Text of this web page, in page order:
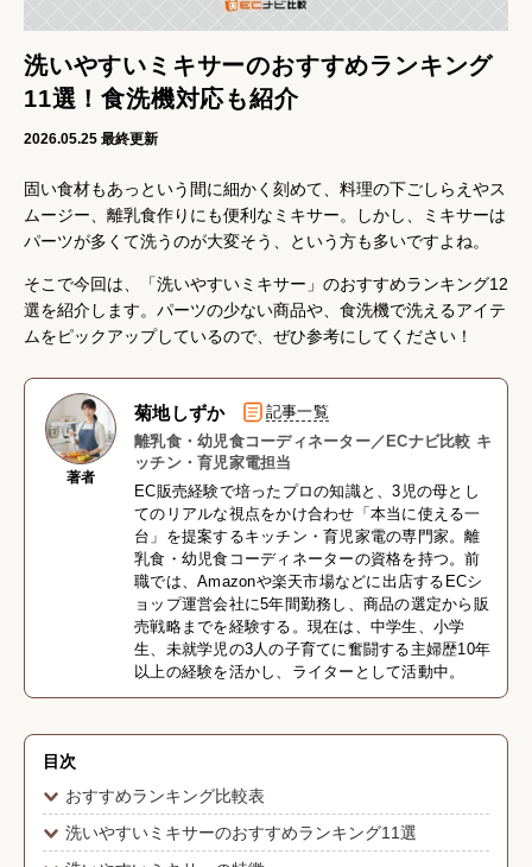
洗いやすいミキサーのおすすめランキング
11選！食洗機対応も紹介
2026.05.25 最終更新
固い食材もあっという間に細かく刻めて、料理の下ごしらえやス
ムージー、離乳食作りにも便利なミキサー。しかし、ミキサーは
パーツが多くて洗うのが大変そう、という方も多いですよね。
そこで今回は、「洗いやすいミキサー」のおすすめランキング12
選を紹介します。パーツの少ない商品や、食洗機で洗えるアイテ
ムをピックアップしているので、ぜひ参考にしてください！
著者
菊地しずか
記事一覧
離乳食・幼児食コーディネーター／ECナビ比較 キ
ッチン・育児家電担当
EC販売経験で培ったプロの知識と、3児の母とし
てのリアルな視点をかけ合わせ「本当に使える一
台」を提案するキッチン・育児家電の専門家。離
乳食・幼児食コーディネーターの資格を持つ。前
職では、Amazonや楽天市場などに出店するECシ
ョップ運営会社に5年間勤務し、商品の選定から販
売戦略までを経験する。現在は、中学生、小学
生、未就学児の3人の子育てに奮闘する主婦歴10年
以上の経験を活かし、ライターとして活動中。
目次
おすすめランキング比較表
洗いやすいミキサーのおすすめランキング11選